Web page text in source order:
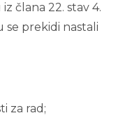
člana 22. stav 4.
se prekidi nastali
za rad;